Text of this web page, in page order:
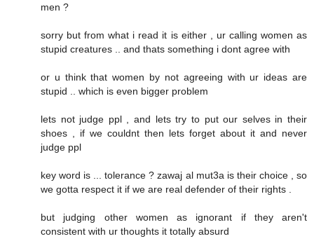
men ?
sorry but from what i read it is either , ur calling women as
stupid creatures .. and thats something i dont agree with
or u think that women by not agreeing with ur ideas are
stupid .. which is even bigger problem
lets not judge ppl , and lets try to put our selves in their
shoes , if we couldnt then lets forget about it and never
judge ppl
key word is ... tolerance ? zawaj al mut3a is their choice , so
we gotta respect it if we are real defender of their rights .
but judging other women as ignorant if they aren't
consistent with ur thoughts it totally absurd